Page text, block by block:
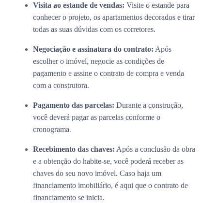
Visita ao estande de vendas: Visite o estande para
conhecer o projeto, os apartamentos decorados e tirar
todas as suas dúvidas com os corretores.
Negociação e assinatura do contrato: Após
escolher o imóvel, negocie as condições de
pagamento e assine o contrato de compra e venda
com a construtora.
Pagamento das parcelas: Durante a construção,
você deverá pagar as parcelas conforme o
cronograma.
Recebimento das chaves: Após a conclusão da obra
e a obtenção do habite-se, você poderá receber as
chaves do seu novo imóvel. Caso haja um
financiamento imobiliário, é aqui que o contrato de
financiamento se inicia.